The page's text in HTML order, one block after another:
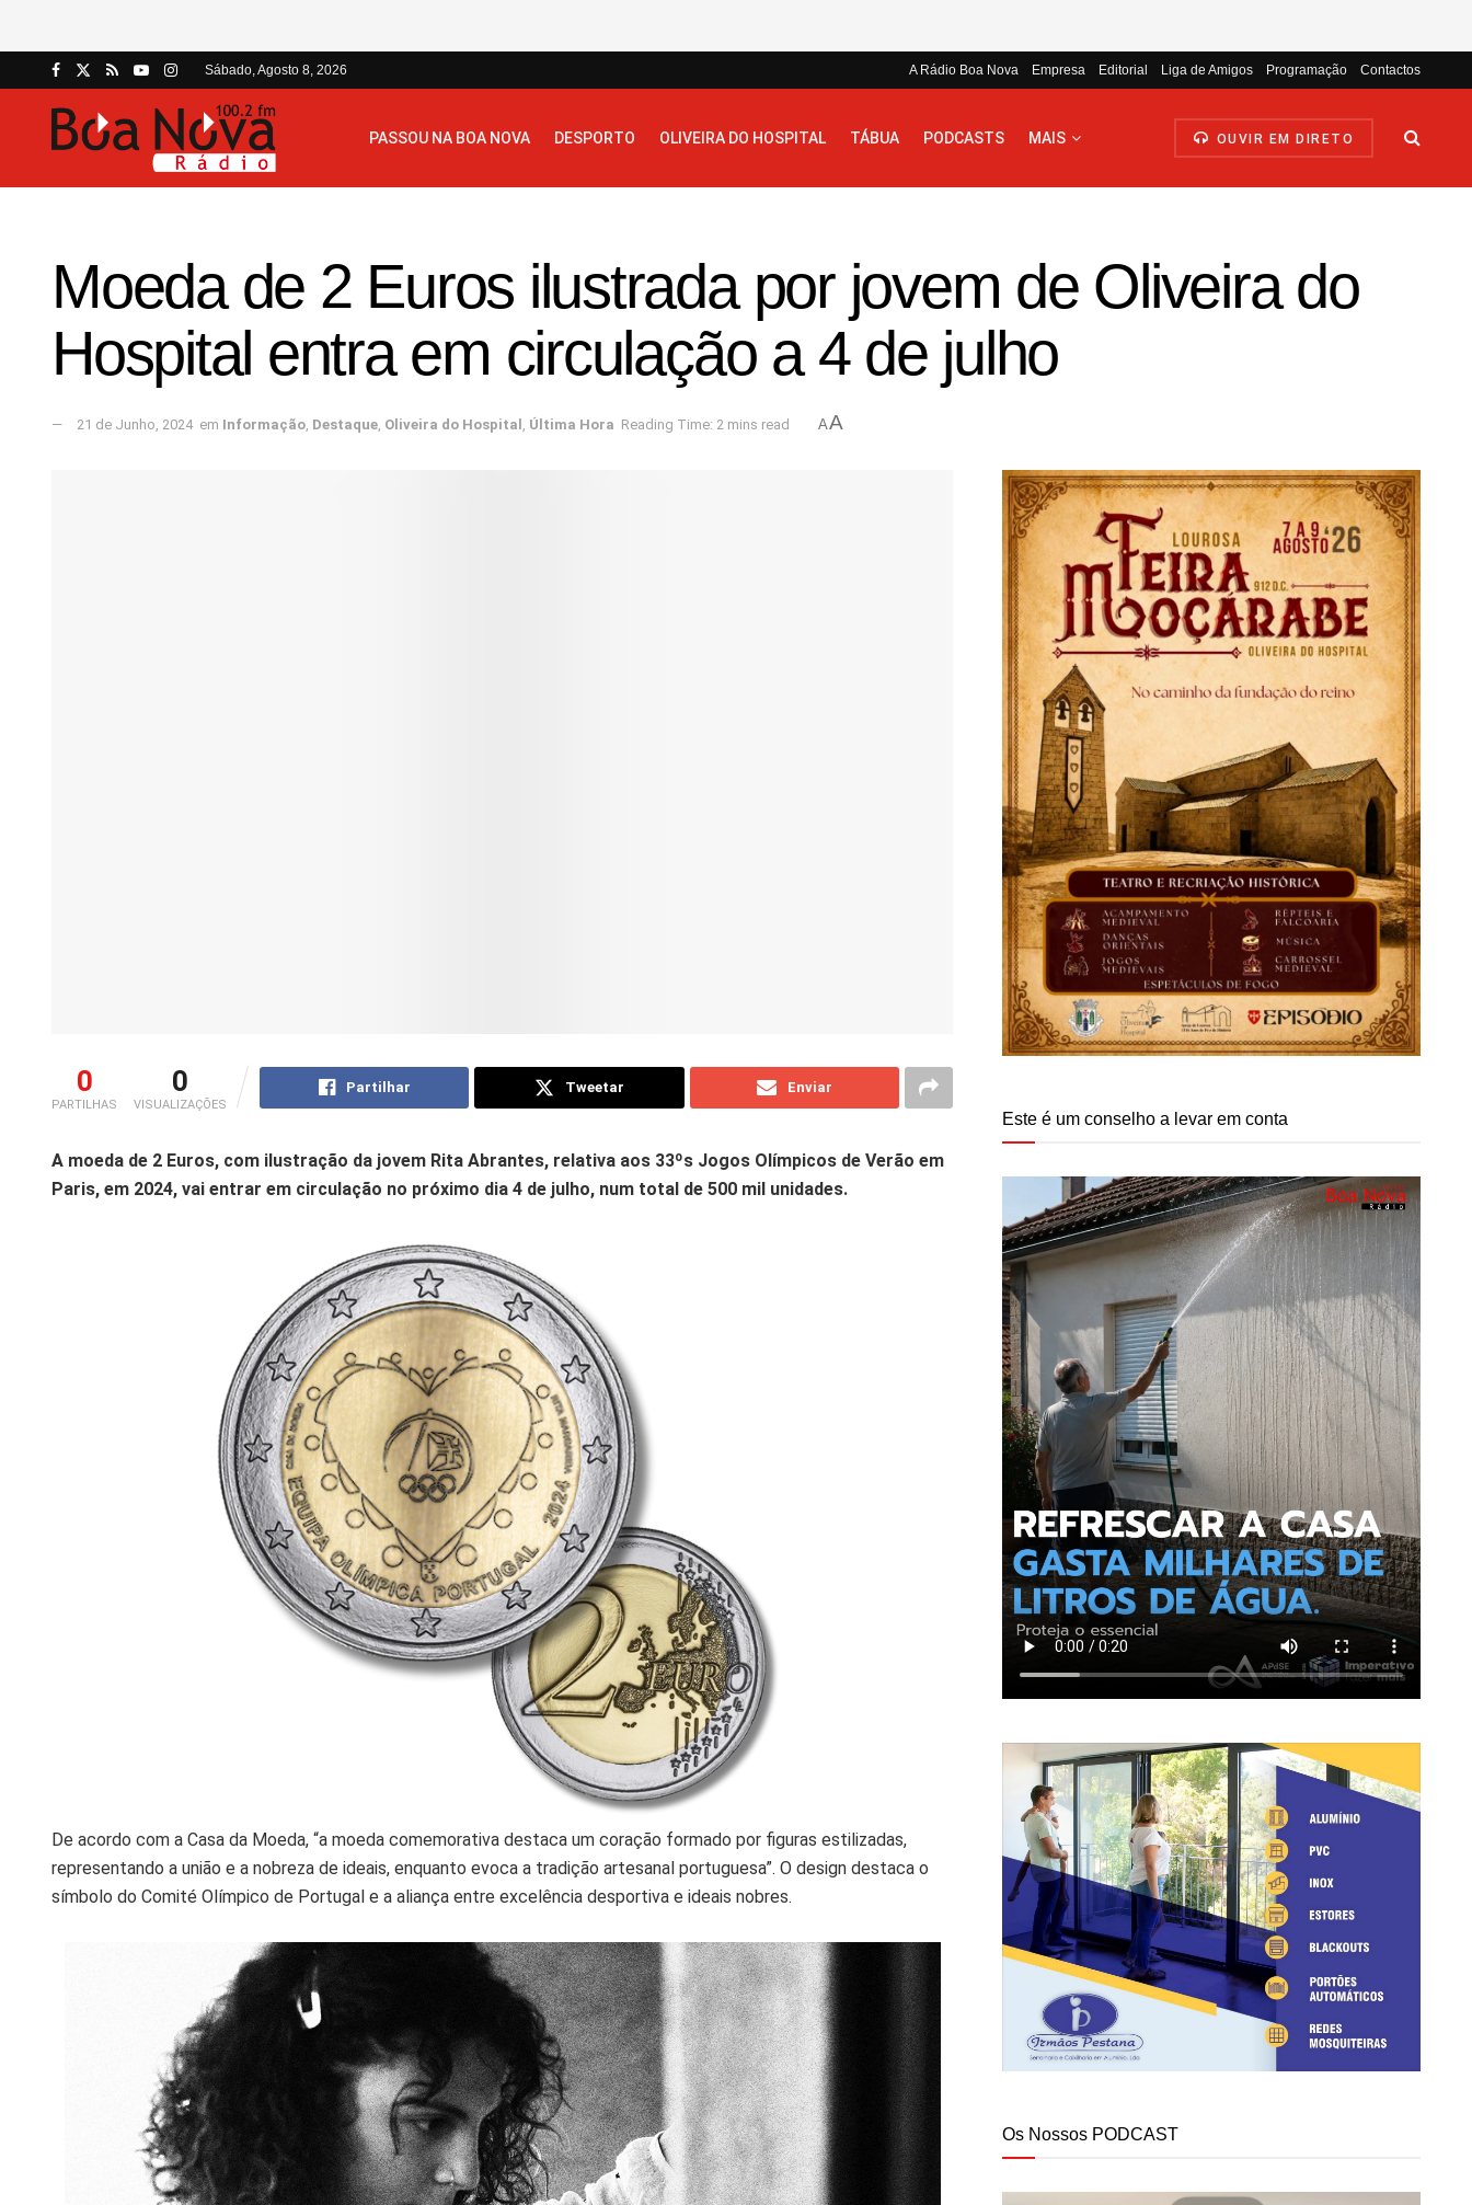
Sábado, Agosto 8, 2026 A Rádio Boa Nova Empresa Editorial Liga de Amigos Programação Contactos
PASSOU NA BOA NOVA DESPORTO OLIVEIRA DO HOSPITAL TÁBUA PODCASTS MAIS OUVIR EM DIRETO
Moeda de 2 Euros ilustrada por jovem de Oliveira do
Hospital entra em circulação a 4 de julho
21 de Junho, 2024 em Informação, Destaque, Oliveira do Hospital , Última Hora Reading Time: 2 mins read AA
0
PARTILHAS
0
VISUALIZAÇÕES
Partilhar Tweetar Enviar
A moeda de 2 Euros, com ilustração da jovem Rita Abrantes, relativa aos 33ºs Jogos Olímpicos de Verão em
Paris, em 2024, vai entrar em circulação no próximo dia 4 de julho, num total de 500 mil unidades.
De acordo com a Casa da Moeda, “a moeda comemorativa destaca um coração formado por figuras estilizadas,
representando a união e a nobreza de ideais, enquanto evoca a tradição artesanal portuguesa”. O design destaca o
símbolo do Comité Olímpico de Portugal e a aliança entre excelência desportiva e ideais nobres.
Este é um conselho a levar em conta
Os Nossos PODCAST